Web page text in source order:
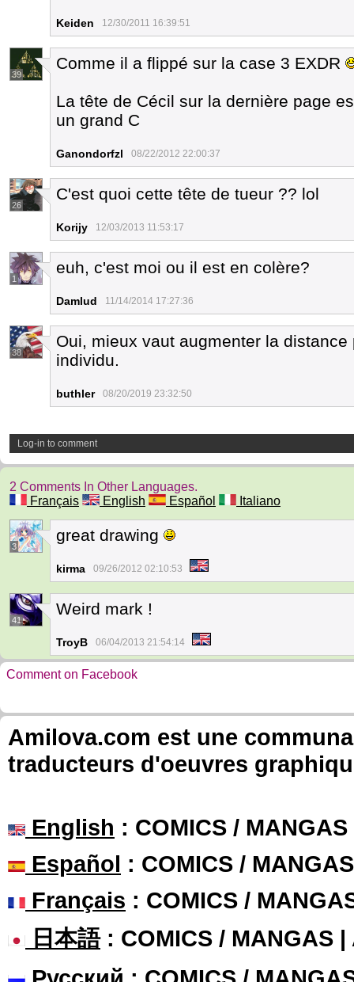
Keiden 12/30/2011 16:39:51
39
Comme il a flippé sur la case 3 EXDR
La tête de Cécil sur la dernière page
un grand C
Ganondorfzl 08/22/2012 22:00:37
26
C'est quoi cette tête de tueur ?? lol
Korijy 12/03/2013 11:53:17
1
euh, c'est moi ou il est en colère?
Damlud 11/14/2014 17:27:36
38
Oui, mieux vaut augmenter la
individu.
buthler 08/20/2019 23:32:50
Log-in to comment
2 Comments In Other Languages.
Français
English Español Italiano
3
great drawing
kirma 09/26/2012 02:10:53
41
Weird mark !
TroyB 06/04/2013 21:54:14
Comment on Facebook
Amilova.com est une
traducteurs d'oeuvres
English : COMICS /
Español : COMICS /
Français : COMICS /
日本語: COMICS / MANGAS |